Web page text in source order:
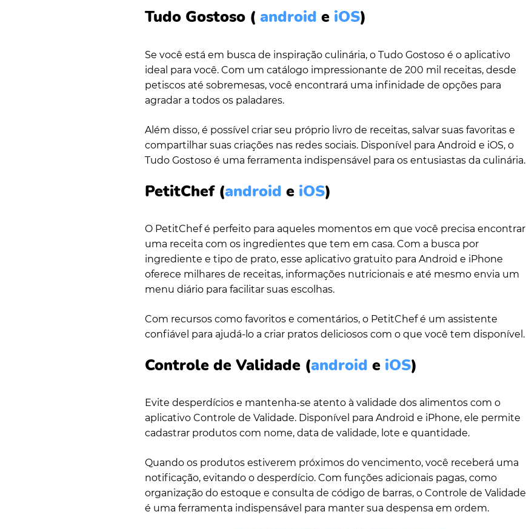
Tudo Gostoso ( android e iOS)
Se você está em busca de inspiração culinária, o Tudo Gostoso é o aplicativo
ideal para você. Com um catálogo impressionante de 200 mil receitas, desde
petiscos até sobremesas, você encontrará uma infinidade de opções para
agradar a todos os paladares.
Além disso, é possível criar seu próprio livro de receitas, salvar suas favoritas e
compartilhar suas criações nas redes sociais. Disponível para Android e iOS, o
Tudo Gostoso é uma ferramenta indispensável para os entusiastas da culinária.
PetitChef (android e iOS)
O PetitChef é perfeito para aqueles momentos em que você precisa encontrar
uma receita com os ingredientes que tem em casa. Com a busca por
ingrediente e tipo de prato, esse aplicativo gratuito para Android e iPhone
oferece milhares de receitas, informações nutricionais e até mesmo envia um
menu diário para facilitar suas escolhas.
Com recursos como favoritos e comentários, o PetitChef é um assistente
confiável para ajudá-lo a criar pratos deliciosos com o que você tem disponível.
Controle de Validade (android e iOS)
Evite desperdícios e mantenha-se atento à validade dos alimentos com o
aplicativo Controle de Validade. Disponível para Android e iPhone, ele permite
cadastrar produtos com nome, data de validade, lote e quantidade.
Quando os produtos estiverem próximos do vencimento, você receberá uma
notificação, evitando o desperdício. Com funções adicionais pagas, como
organização do estoque e consulta de código de barras, o Controle de Validade
é uma ferramenta indispensável para manter sua despensa em ordem.